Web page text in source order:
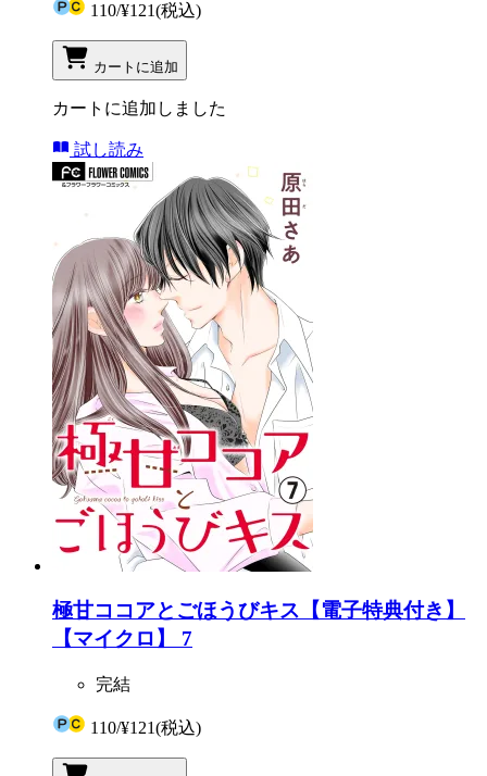
110/¥121(税込)
カートに追加
カートに追加しました
試し読み
極甘ココアとごほうびキス【電子特典付き】
【マイクロ】 7
完結
110/¥121(税込)